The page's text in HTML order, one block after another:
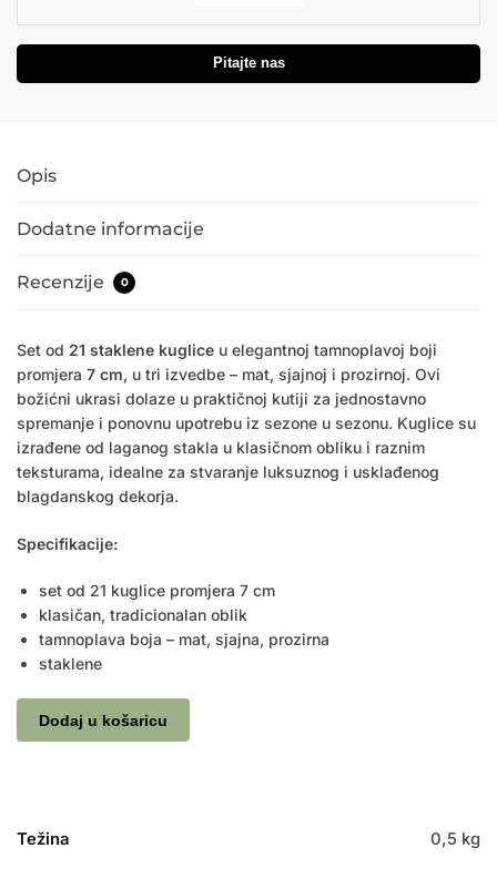
Pitajte nas
Opis
Dodatne informacije
Recenzije 0
Set od 21 staklene kuglice u elegantnoj tamnoplavoj boji
promjera 7 cm, u tri izvedbe – mat, sjajnoj i prozirnoj. Ovi
božićni ukrasi dolaze u praktičnoj kutiji za jednostavno
spremanje i ponovnu upotrebu iz sezone u sezonu. Kuglice su
izrađene od laganog stakla u klasičnom obliku i raznim
teksturama, idealne za stvaranje luksuznog i usklađenog
blagdanskog dekorja.
Specifikacije:
set od 21 kuglice promjera 7 cm
klasičan, tradicionalan oblik
tamnoplava boja – mat, sjajna, prozirna
staklene
Dodaj u košaricu
Težina 0,5 kg